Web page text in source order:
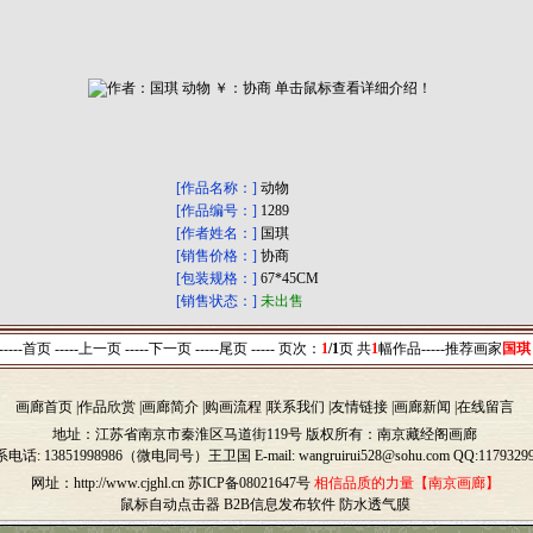
[作品名称：] 动物
[作品编号：] 1289
[作者姓名：] 国琪
[销售价格：] 协商
[包装规格：] 67*45CM
[销售状态：] 未出售
首页 -----上一页 -----下一页 -----尾页 -----页次： 1/1页 共1幅作品-----推荐画家 国琪
画廊首页 作品欣赏 画廊简介 购画流程 联系我们 友情链接 画廊新闻 在线留言
地址：江苏省南京市秦淮区马道街119号 版权所有：南京藏经阁画廊
电话: 13851998986（微电同号） 王卫国 E-mail: wangruirui528@sohu.com
网址：http://www.cjghl.cn 苏ICP备08021647号 相信品质的力量【南京画廊】
鼠标自动点击器 B2B信息发布软件 防水透气膜